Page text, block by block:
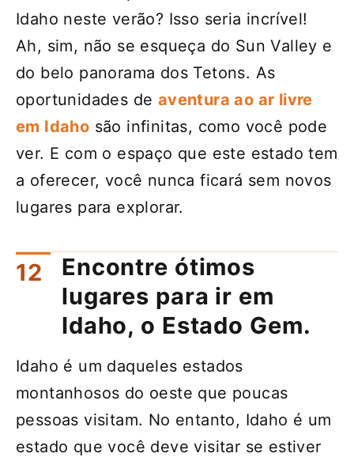
Idaho neste verão? Isso seria incrível!
Ah, sim, não se esqueça do Sun Valley e
do belo panorama dos Tetons. As
oportunidades de aventura ao ar livre
em Idaho são infinitas, como você pode
ver. E com o espaço que este estado tem
a oferecer, você nunca ficará sem novos
lugares para explorar.
Encontre ótimos
lugares para ir em
Idaho, o Estado Gem.
Idaho é um daqueles estados
montanhosos do oeste que poucas
pessoas visitam. No entanto, Idaho é um
estado que você deve visitar se estiver